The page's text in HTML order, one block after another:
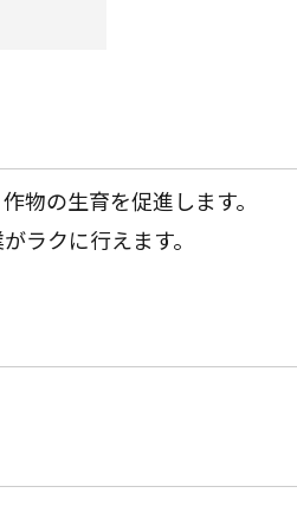
物の生育を促進します。
ラクに行えます。